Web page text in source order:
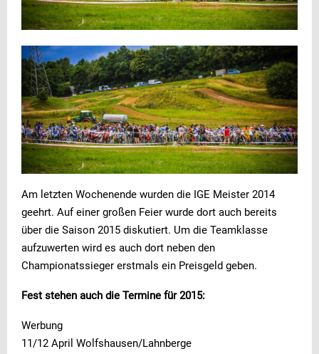
Am letzten Wochenende wurden die IGE Meister 2014
geehrt. Auf einer großen Feier wurde dort auch bereits
über die Saison 2015 diskutiert. Um die Teamklasse
aufzuwerten wird es auch dort neben den
Championatssieger erstmals ein Preisgeld geben.
Fest stehen auch die Termine für 2015:
Werbung
11/12 April Wolfshausen/Lahnberge